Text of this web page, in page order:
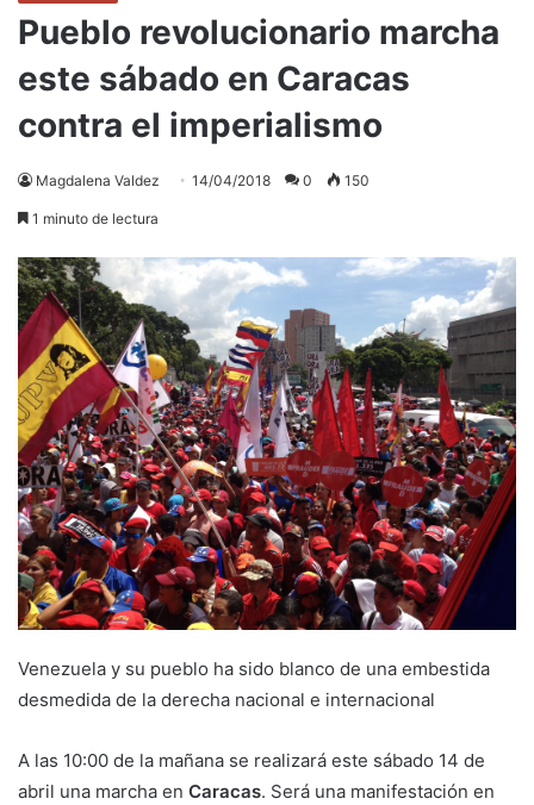
Pueblo revolucionario marcha
este sábado en Caracas
contra el imperialismo
Magdalena Valdez 14/04/2018 0 150
1 minuto de lectura
Venezuela y su pueblo ha sido blanco de una embestida
desmedida de la derecha nacional e internacional
A las 10:00 de la mañana se realizará este sábado 14 de
abril una marcha en Caracas. Será una manifestación en